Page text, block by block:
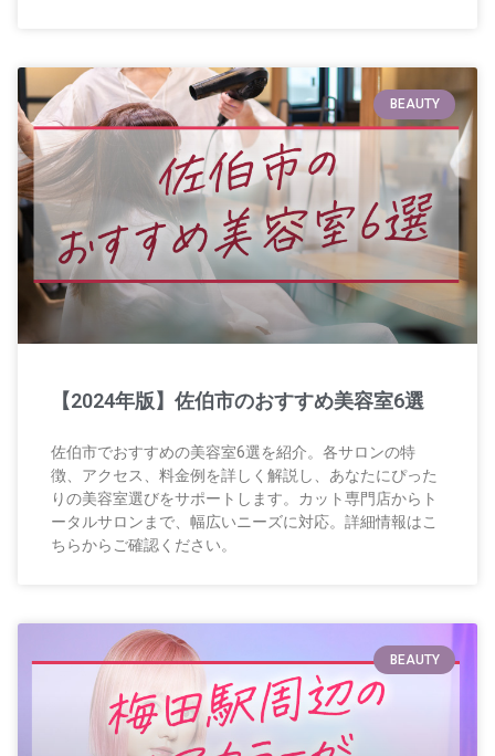
BEAUTY
【2024年版】佐伯市のおすすめ美容室6選
佐伯市でおすすめの美容室6選を紹介。各サロンの特
徴、アクセス、料金例を詳しく解説し、あなたにぴった
りの美容室選びをサポートします。カット専門店からト
ータルサロンまで、幅広いニーズに対応。詳細情報はこ
ちらからご確認ください。
BEAUTY